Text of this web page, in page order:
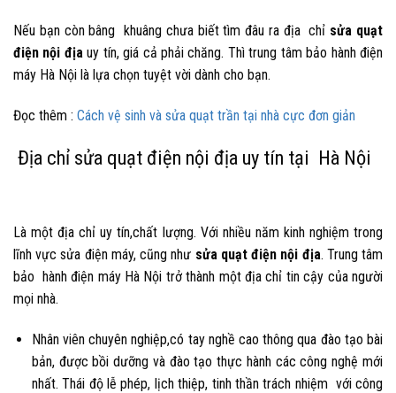
Nếu bạn còn bâng khuâng chưa biết tìm đâu ra địa chỉ sửa quạt
điện nội địauy tín, giá cả phải chăng. Thì trung tâm bảo hành điện
máy Hà Nội là lựa chọn tuyệt vời dành cho bạn.
Đọc thêm : Cách vệ sinh và sửa quạt trần tại nhà cực đơn giản
Địa chỉ sửa quạt điện nội địa uy tín tại Hà Nội
Là một địa chỉ uy tín,chất lượng. Với nhiều năm kinh nghiệmtrong
lĩnh vực sửa điện máy, cũng như sửa quạt điện nội địa. Trung tâm
bảo hành điện máy Hà Nội trở thành một địa chỉ tin cậy của người
mọi nhà.
Nhân viên chuyên nghiệp,có tay nghề cao thông qua đào tạo bài
bản, được bồi dưỡng và đào tạo thực hành các công nghệ mới
nhất. Thái độ lễ phép, lịch thiệp, tinh thần trách nhiệm với công